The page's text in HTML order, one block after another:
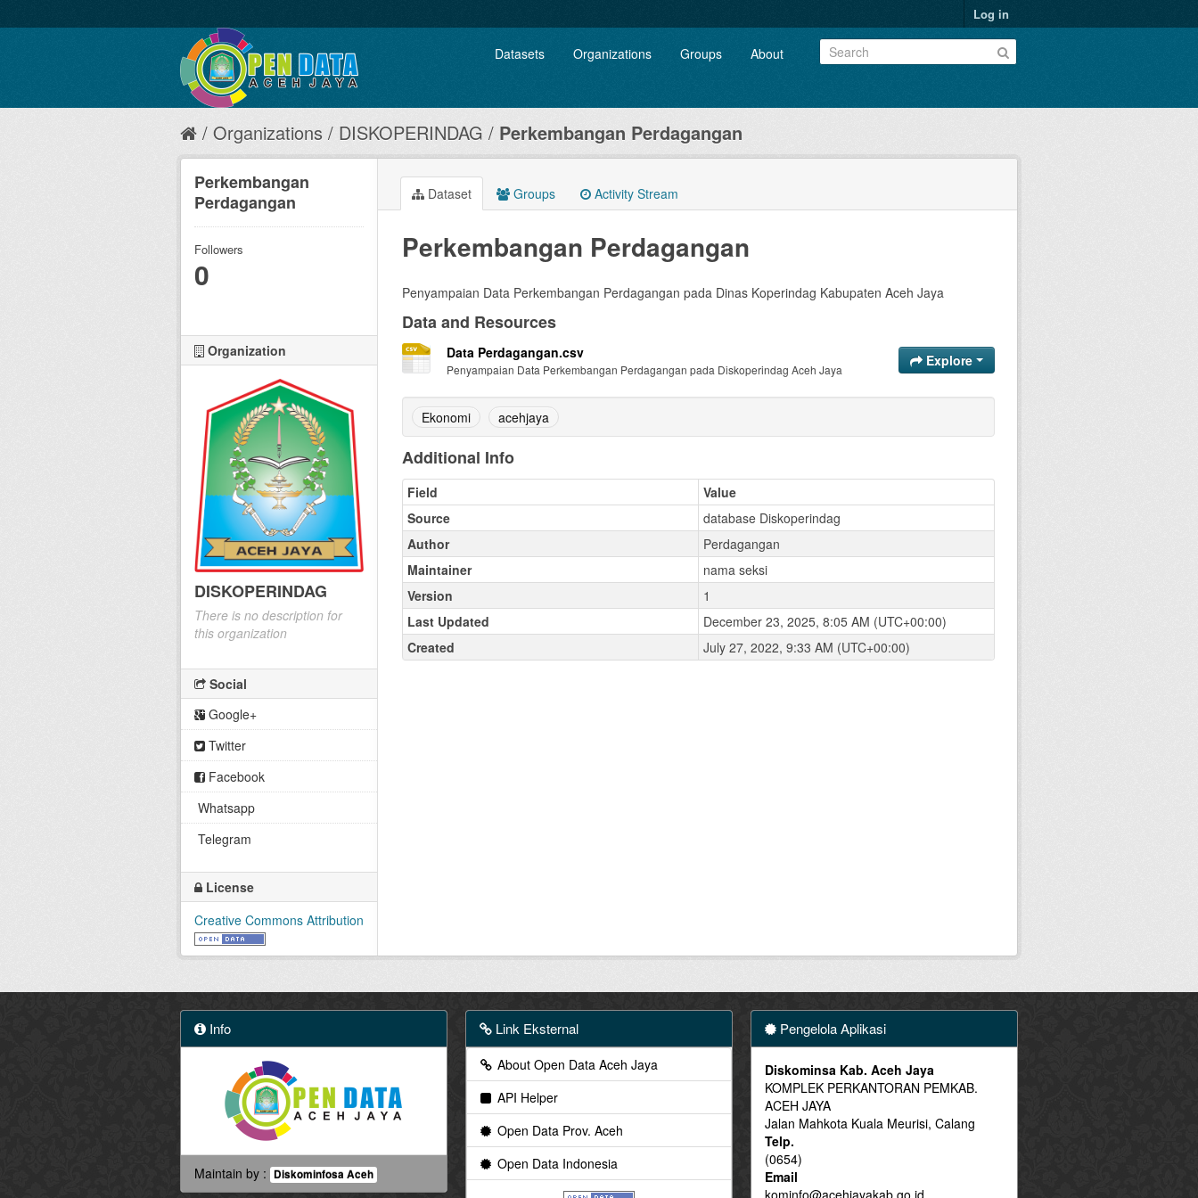
Log in
Datasets Organizations Groups About
Organizations DISKOPERINDAG Perkembangan Perdagangan
Dataset Groups Activity Stream
Perkembangan Perdagangan
Penyampaian Data Perkembangan Perdagangan pada Dinas Koperindag Kabupaten Aceh Jaya
Data and Resources
Data Perdagangan.csv
Penyampaian Data Perkembangan Perdagangan pada Diskoperindag Aceh Jaya
Explore
Ekonomi acehjaya
Additional Info
Field
Value
Source
database Diskoperindag
Author
Perdagangan
Maintainer
nama seksi
Version
1
Last Updated
December 23, 2025, 8:05 AM (UTC+00:00)
Created
July 27, 2022, 9:33 AM (UTC+00:00)
Perkembangan
Perdagangan
Followers
0
Organization
DISKOPERINDAG
There is no description for
this organization
Social
Google+
Twitter
Facebook
Whatsapp
Telegram
License
Creative Commons Attribution
Info
Maintain by : Diskominfosa Aceh
Link Eksternal
About Open Data Aceh Jaya
API Helper
Open Data Prov. Aceh
Open Data Indonesia
Pengelola Aplikasi
Diskominsa Kab. Aceh Jaya
KOMPLEK PERKANTORAN PEMKAB.
ACEH JAYA
Jalan Mahkota Kuala Meurisi, Calang
Telp.
(0654)
Email
kominfo@acehjayakab.go.id